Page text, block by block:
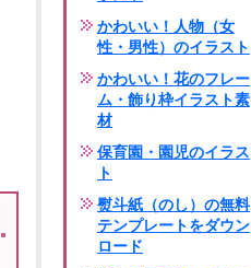
かわいい！人物（女
性・男性）のイラスト
かわいい！花のフレー
ム・飾り枠イラスト素
材
保育園・園児のイラス
ト
熨斗紙（のし）の無料
テンプレートをダウン
ロード